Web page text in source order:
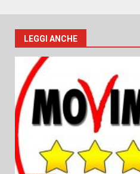
LEGGI ANCHE